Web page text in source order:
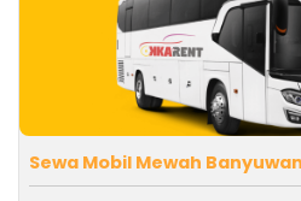
Sewa Mobil Mewah